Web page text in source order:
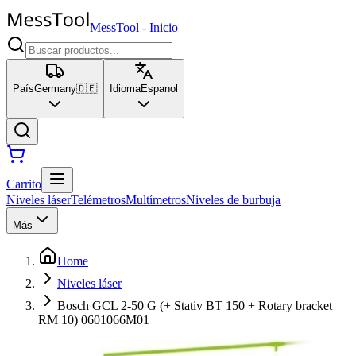
MessTool - Inicio
PaísGermany🇩🇪 IdiomaEspanol
Carrito
Niveles láserTelémetrosMultímetrosNiveles de burbuja
Más
Home
Niveles láser
Bosch GCL 2-50 G (+ Stativ BT 150 + Rotary bracket
RM 10) 0601066M01